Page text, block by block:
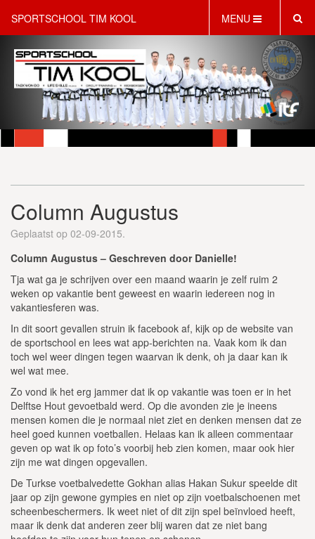
SPORTSCHOOL TIM KOOL MENU
HOME
INFORMATIE
LESAANBOD
ROOSTER
KINDERFEESTJES
WEBSHOP
SCHRIJF JE NU IN!
Column Augustus
Geplaatst op 02-09-2015.
Column Augustus – Geschreven door Danielle!
Tja wat ga je schrijven over een maand waarin je zelf ruim 2
weken op vakantie bent geweest en waarin iedereen nog in
vakantiesferen was.
In dit soort gevallen struin ik facebook af, kijk op de website van
de sportschool en lees wat app-berichten na. Vaak kom ik dan
toch wel weer dingen tegen waarvan ik denk, oh ja daar kan ik
wel wat mee.
Zo vond ik het erg jammer dat ik op vakantie was toen er in het
Delftse Hout gevoetbald werd. Op die avonden zie je ineens
mensen komen die je normaal niet ziet en denken mensen dat ze
heel goed kunnen voetballen. Helaas kan ik alleen commentaar
geven op wat ik op foto’s voorbij heb zien komen, maar ook hier
zijn me wat dingen opgevallen.
De Turkse voetbalvedette Gokhan alias Hakan Sukur speelde dit
jaar op zijn gewone gympies en niet op zijn voetbalschoenen met
scheenbeschermers. Ik weet niet of dit zijn spel beïnvloed heeft,
maar ik denk dat anderen zeer blij waren dat ze niet bang